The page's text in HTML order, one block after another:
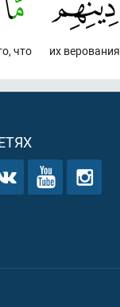
их верования
что